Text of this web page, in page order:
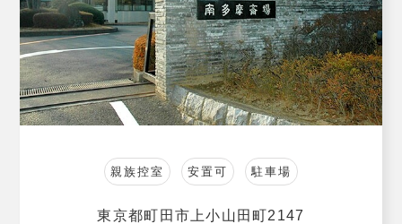
親族控室 安置可 駐車場
東京都町田市上小山田町2147